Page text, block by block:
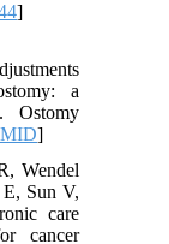
a
Ostomy
PMID
Wendel
E, Sun V,
care
cancer